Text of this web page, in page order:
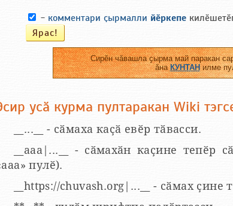
- комментари ҫырмалли йӗркепе
Сирӗн чӑвашла ҫырма май паракан
ӑнаКУНТАНилме
усӑ курма пултаракан Wiki
__...__ - сӑмаха каҫӑ евӗр тӑвасси.
__aaa|...__ - сӑмахӑн каҫине тепӗр
пулӗ).
__https://chuvash.org|...__ - сӑмах ҫине